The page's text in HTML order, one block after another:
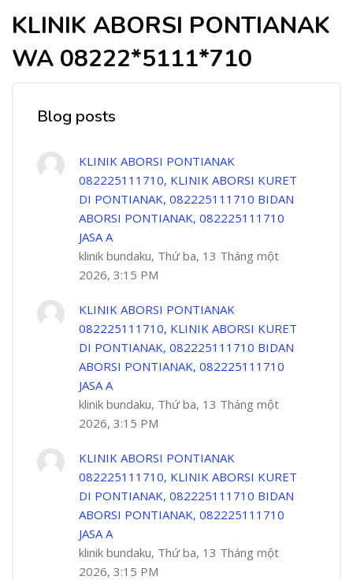
KLINIK ABORSI PONTIANAK
WA 08222*5111*710
Blog posts
KLINIK ABORSI PONTIANAK
082225111710, KLINIK ABORSI KURET
DI PONTIANAK, 082225111710 BIDAN
ABORSI PONTIANAK, 082225111710
JASA A
klinik bundaku, Thứ ba, 13 Tháng một
2026, 3:15 PM
KLINIK ABORSI PONTIANAK
082225111710, KLINIK ABORSI KURET
DI PONTIANAK, 082225111710 BIDAN
ABORSI PONTIANAK, 082225111710
JASA A
klinik bundaku, Thứ ba, 13 Tháng một
2026, 3:15 PM
KLINIK ABORSI PONTIANAK
082225111710, KLINIK ABORSI KURET
DI PONTIANAK, 082225111710 BIDAN
ABORSI PONTIANAK, 082225111710
JASA A
klinik bundaku, Thứ ba, 13 Tháng một
2026, 3:15 PM